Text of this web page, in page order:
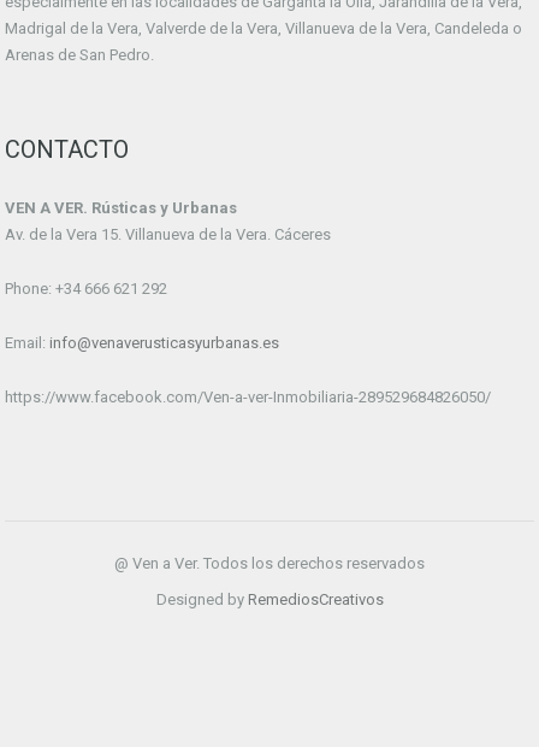
Madrigal de la Vera, Valverde de la Vera, Villanueva de la Vera, Candeleda o
Arenas de San Pedro.
CONTACTO
VEN A VER. Rústicas y Urbanas
Av. de la Vera 15. Villanueva de la Vera. Cáceres
Phone: +34 666 621 292
Email: info@venaverusticasyurbanas.es
https://www.facebook.com/Ven-a-ver-Inmobiliaria-289529684826050/
@ Ven a Ver. Todos los derechos reservados
Designed by RemediosCreativos